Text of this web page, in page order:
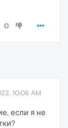
0
10:08 AM
если я не